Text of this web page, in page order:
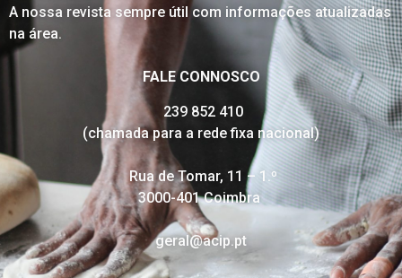
A nossa revista sempre útil com informações atualizadas
na área.
FALE CONNOSCO
239 852 410
(chamada para a rede fixa nacional)
Rua de Tomar, 11 – 1.º
3000-401 Coimbra
geral@acip.pt